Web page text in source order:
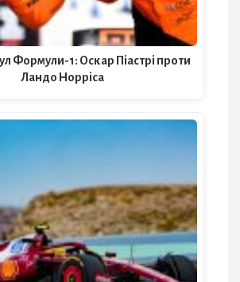
Формули-1: Оскар Піастрі проти
Ландо Норріса